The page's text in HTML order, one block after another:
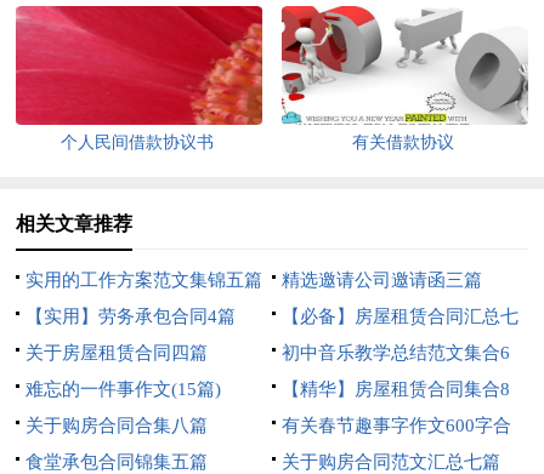
个人民间借款协议书 有关借款协议
相关文章推荐
实用的工作方案范文集锦五篇
精选邀请公司邀请函三篇
【实用】劳务承包合同4篇
【必备】房屋租赁合同汇总七
篇
关于房屋租赁合同四篇
初中音乐教学总结范文集合6
篇
难忘的一件事作文(15篇)
【精华】房屋租赁合同集合8
篇
关于购房合同合集八篇
有关春节趣事字作文600字合
集五篇
食堂承包合同锦集五篇 关于购房合同范文汇总七篇